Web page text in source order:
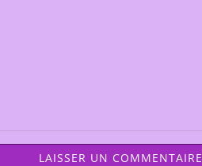
LAISSER UN COMMENTAIRE